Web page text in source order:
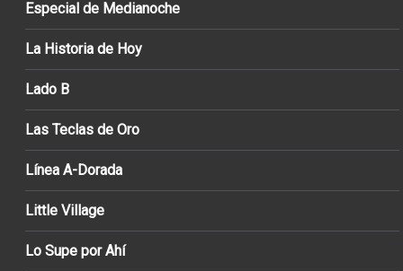
Especial de Medianoche
La Historia de Hoy
Lado B
Las Teclas de Oro
Línea A-Dorada
Little Village
Lo Supe por Ahí